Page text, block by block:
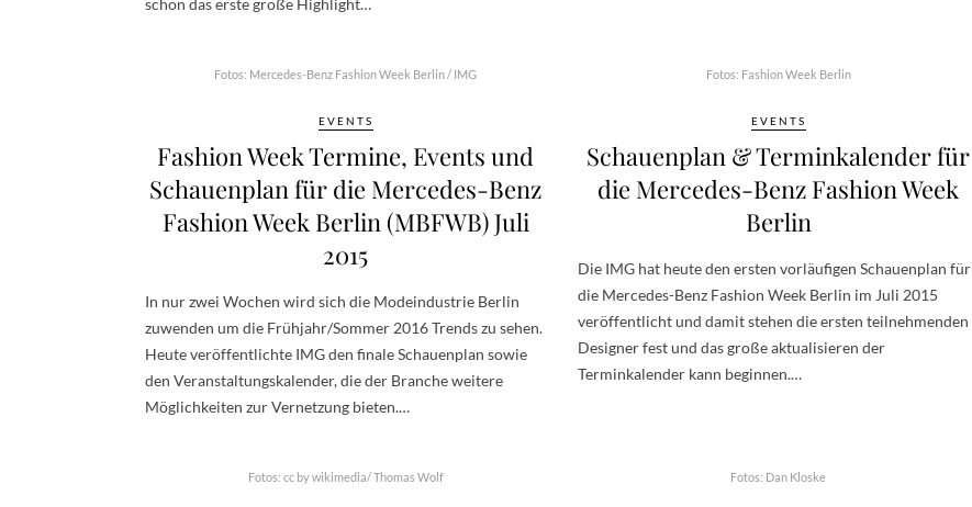
Fotos: Mercedes-Benz Fashion Week Berlin / IMG
EVENTS
Fashion Week Termine, Events und
Schauenplan für die Mercedes-Benz
Fashion Week Berlin (MBFWB) Juli
2015
In nur zwei Wochen wird sich die Modeindustrie Berlin
zuwenden um die Frühjahr/Sommer 2016 Trends zu sehen.
Heute veröffentlichte IMG den finale Schauenplan sowie
den Veranstaltungskalender, die der Branche weitere
Möglichkeiten zur Vernetzung bieten.…
Fotos: Fashion Week Berlin
EVENTS
Schauenplan & Terminkalender für
die Mercedes-Benz Fashion Week
Berlin
Die IMG hat heute den ersten vorläufigen Schauenplan für
die Mercedes-Benz Fashion Week Berlin im Juli 2015
veröffentlicht und damit stehen die ersten teilnehmenden
Designer fest und das große aktualisieren der
Terminkalender kann beginnen.…
Fotos: cc by wikimedia/ Thomas Wolf Fotos: Dan Kloske